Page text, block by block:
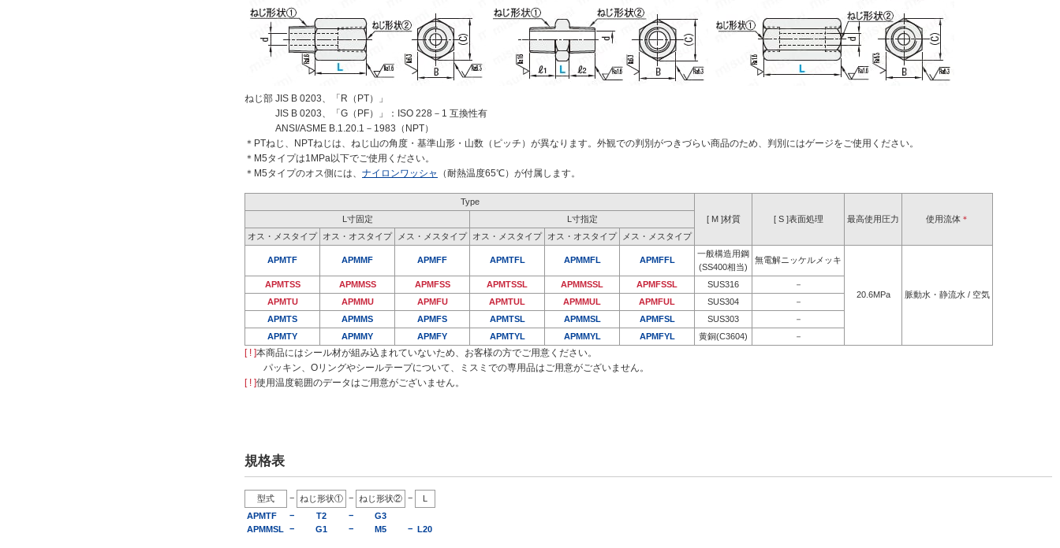
ねじ部 JIS B 0203、「R（PT）」
JIS B 0203、「G（PF）」：ISO 228－1 互換性有
ANSI/ASME B.1.20.1－1983（NPT）
＊PTねじ、NPTねじは、ねじ山の角度・基準山形・山数（ピッチ）が異なります。外観での判別がつきづらい商品のため、判別にはゲージをご使用ください。
＊M5タイプは1MPa以下でご使用ください。
＊M5タイプのオス側には、 ナイロンワッシャ （耐熱温度65℃）が付属します。
Type
[ M ]材質
[ S ]表面処理 最高使用圧力 使用流体＊
L寸固定
L寸指定
オス・メスタイプ
オス・オスタイプ メス・メスタイプ オス・メスタイプ オス・オスタイプ メス・メスタイプ
APMTF APMMF APMFF APMTFL APMMFL APMFFL
一般構造用鋼
(SS400相当)
無電解ニッケルメッキ
20.6MPa 脈動水・静流水 / 空気
APMTSS APMMSS APMFSS APMTSSL APMMSSL APMFSSL SUS316
－
APMTU
APMMU APMFU APMTUL APMMUL APMFUL SUS304
－
APMTS
APMMS APMFS APMTSL APMMSL APMFSL SUS303
－
APMTY
APMMY APMFY APMTYL APMMYL APMFYL 黄銅(C3604) －
[ ! ]本商品にはシール材が組み込まれていないため、お客様の方でご用意ください。
パッキン、Oリングやシールテープについて、ミスミでの専用品はご用意がございません。
[ ! ]使用温度範囲のデータはご用意がございません。
規格表
型式 − ねじ形状① − ねじ形状② −
L
APMTF
APMMSL
−
−
T2
G1
−
−
G3
M5
− L20